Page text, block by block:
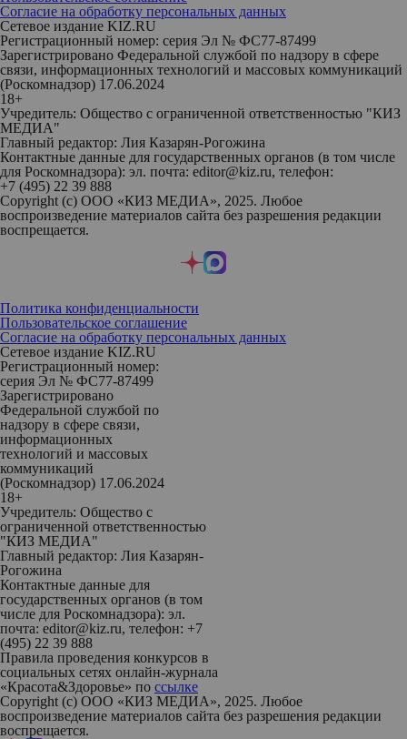
Согласие на обработку персональных данных
Сетевое издание KIZ.RU
Регистрационный номер: серия Эл № ФС77-87499
Зарегистрировано Федеральной службой по надзору в сфере
связи, информационных технологий и массовых коммуникаций
(Роскомнадзор) 17.06.2024
18+
Учредитель: Общество с ограниченной ответственностью "КИЗ
МЕДИА"
Главный редактор: Лия Казарян-Рогожина
Контактные данные для государственных органов (в том числе
для Роскомнадзора): эл. почта: editor@kiz.ru, телефон:
+7 (495) 22 39 888
Copyright (с) ООО «КИЗ МЕДИА», 2025. Любое
воспроизведение материалов сайта без разрешения редакции
воспрещается.
Политика конфиденциальности
Пользовательское соглашение
Согласие на обработку персональных данных
Сетевое издание KIZ.RU
Регистрационный номер:
серия Эл № ФС77-87499
Зарегистрировано
Федеральной службой по
надзору в сфере связи,
информационных
технологий и массовых
коммуникаций
(Роскомнадзор) 17.06.2024
18+
Учредитель: Общество с
ограниченной ответственностью
"КИЗ МЕДИА"
Главный редактор: Лия Казарян-
Рогожина
Контактные данные для
государственных органов (в том
числе для Роскомнадзора): эл.
почта: editor@kiz.ru, телефон: +7
(495) 22 39 888
Правила проведения конкурсов в
социальных сетях онлайн-журнала
«Красота&Здоровье» по ссылке
Copyright (с) ООО «КИЗ МЕДИА», 2025. Любое
воспроизведение материалов сайта без разрешения редакции
воспрещается.